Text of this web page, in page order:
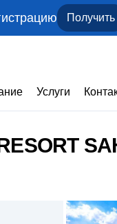
Получить
Услуги